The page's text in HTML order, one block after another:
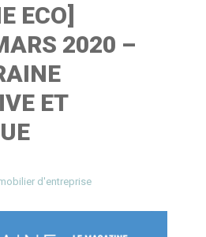
ECO]
2020 –
ET
d'entreprise